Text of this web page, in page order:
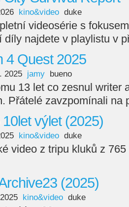
kino&video duke
videosérie s
díly najdete v playlistu v
4 Quest 2025
2025 jamy bueno
13 let co zesnul writer
Přátelé zavzpomínali na
výlet (2025)
kino&video duke
video z tripu kluků z
(2025)
kino&video duke